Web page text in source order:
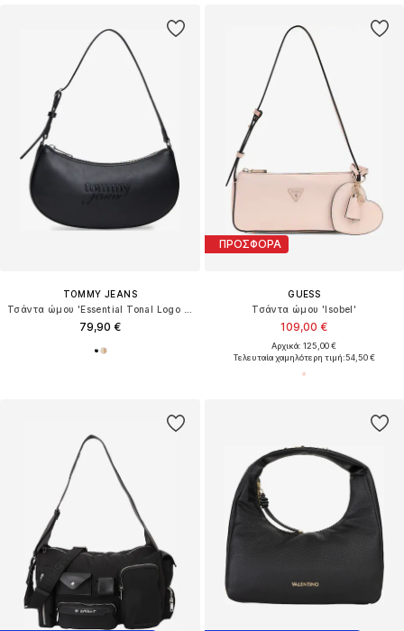
TOMMY JEANS
79,90 €
ΠΡΟΣΦΟΡΑ
GUESS
Τσάντα ώμου 'Isobel'
109,00 €
Αρχικά: 125,00 €
Τελευταία χαμηλότερη τιμή:54,50 €